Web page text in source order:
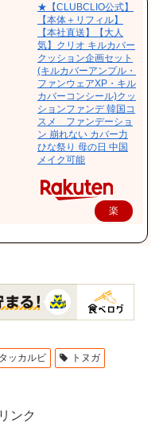
★【CLUBCLIO公式】
【本体＋リフィル】
【本社直送】【大人
気】クリオ キルカバー
クッション企画セット
(キルカバーアンプル・
ファンウェアXP・キル
カバーコンシール)クッ
ションファンデ 韓国コ
スメ ファンデーショ
ン 崩れない カバー力
ひな祭り 母の日 中国
メイク可能
楽
入
ッカルビ
トヌガ
ンク